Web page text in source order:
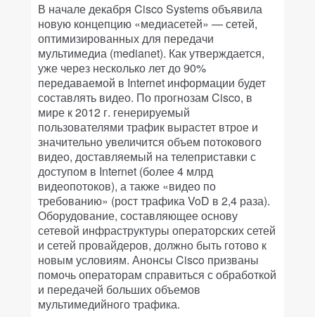
В начале декабря Cisco Systems объявила
новую концепцию «медиасетей» — сетей,
оптимизированных для передачи
мультимедиа (medianet). Как утверждается,
уже через несколько лет до 90%
передаваемой в Internet информации будет
составлять видео. По прогнозам Cisco, в
мире к 2012 г. генерируемый
пользователями трафик вырастет втрое и
значительно увеличится объем потокового
видео, доставляемый на телеприставки с
доступом в Internet (более 4 млрд
видеопотоков), а также «видео по
требованию» (рост трафика VoD в 2,4 раза).
Оборудование, составляющее основу
сетевой инфраструктуры операторских сетей
и сетей провайдеров, должно быть готово к
новым условиям. Анонсы Cisco призваны
помочь операторам справиться с обработкой
и передачей больших объемов
мультимедийного трафика.